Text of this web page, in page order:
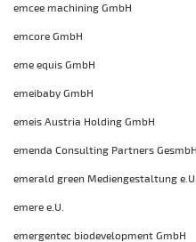
emcee machining GmbH
emcore GmbH
eme equis GmbH
emeibaby GmbH
emeis Austria Holding GmbH
emenda Consulting Partners GesmbH
emerald green Mediengestaltung e.U.
emere e.U.
emergentec biodevelopment GmbH